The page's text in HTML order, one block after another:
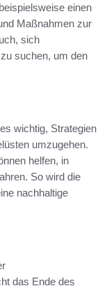
einen
Maßnahmen zur
sich
suchen, um den
wichtig, Strategien
umzugehen.
helfen, in
So wird die
nachhaltige
das Ende des